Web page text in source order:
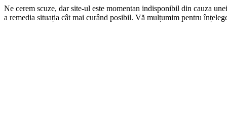
Ne cerem scuze, dar site-ul este momentan indisponibil din cauza
a remedia situația cât mai curând posibil. Vă mulțumim pentru